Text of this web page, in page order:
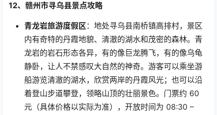
12、赣州市寻乌县景点攻略
青龙岩旅游度假区 ：地处寻乌县南桥镇高排村，景区
内有奇特的丹霞地貌、清澈的湖水和茂密的森林。青
龙岩的岩石形态各异，有的像巨龙腾飞，有的像乌龟
静卧，让人不禁感叹大自然的神奇。游客可以乘坐游
船游览清澈的湖水，欣赏两岸的丹霞风光；也可以沿
着登山步道攀登，领略山顶的壮丽景色。门票约 60
元（具体价格以实际为准），开放时间为 08:30 –